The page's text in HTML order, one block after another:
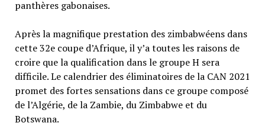
panthères gabonaises.
Après la magnifique prestation des zimbabwéens dans
cette 32e coupe d’Afrique, il y’a toutes les raisons de
croire que la qualification dans le groupe H sera
difficile. Le calendrier des éliminatoires de la CAN 2021
promet des fortes sensations dans ce groupe composé
de l’Algérie, de la Zambie, du Zimbabwe et du
Botswana.